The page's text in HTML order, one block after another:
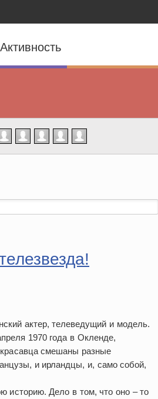
Активность
актер, телеведущий и модель.
1970 года в Окленде,
смешаны разные
и ирландцы, и, само собой,
историю. Дело в том, что оно – то